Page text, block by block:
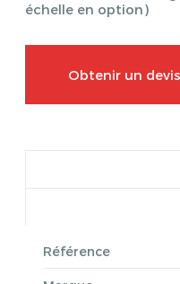
échelle en option)
Obtenir un devis
Référence